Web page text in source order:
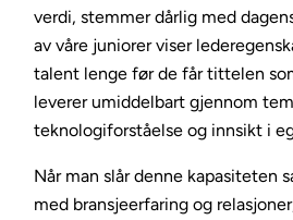
verdi, stemmer dårlig med
av våre juniorer viser
talent lenge før de får tittelen
leverer umiddelbart gjennom
teknologiforståelse og innsikt i
Når man slår denne kapasiteten
med bransjeerfaring og